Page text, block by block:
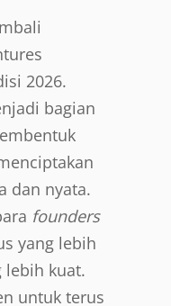
2026.
bagian
dan nyata.
founders
yang lebih
lebih kuat.
untuk terus